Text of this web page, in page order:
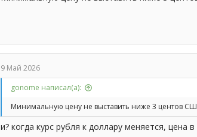
9 Май 2026
gonome написал(а):
Минимальную цену не выставить ниже 3 центов
и? когда курс рубля к доллару меняется, цена